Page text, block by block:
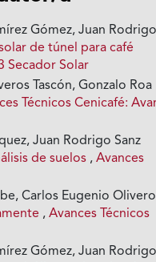
Gómez, Juan Rodrigo
de túnel para café
Secador Solar
Tascón, Gonzalo Roa
Técnicos Cenicafé:
Juan Rodrigo Sanz
de suelos ,Avances
Carlos Eugenio
,Avances Técnicos
Gómez, Juan Rodrigo